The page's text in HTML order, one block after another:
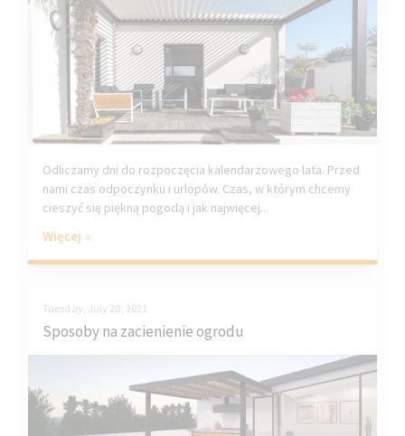
Odliczamy dni do rozpoczęcia kalendarzowego lata. Przed
nami czas odpoczynku i urlopów. Czas, w którym chcemy
cieszyć się piękną pogodą i jak najwięcej...
Więcej »
Tuesday, July 20, 2021
Sposoby na zacienienie ogrodu